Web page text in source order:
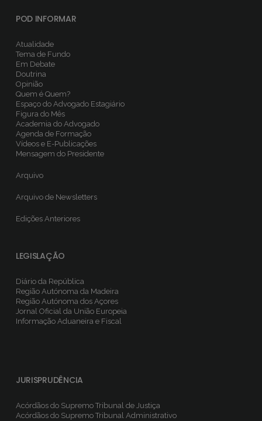
POD INFORMAR
Atualidade
Tema de Fundo
Em Debate
Doutrina
Opinião
Quem é Quem?
Espaço do Advogado Estagiário
Figura do Mês
Academia do Advogado
Agenda de Formação
Vídeos e E-Publicações
Mensagem do Presidente
Arquivo
Arquivo de Newsletters
Edições Anteriores
LEGISLAÇÃO
Diário da República
Região Autónoma da Madeira
Região Autónoma dos Açores
Jornal Oficial da União Europeia
Informação Aduaneira e Fiscal
JURISPRUDÊNCIA
Acórdãos do Supremo Tribunal de Justiça
Acórdãos do Supremo Tribunal Administrativo